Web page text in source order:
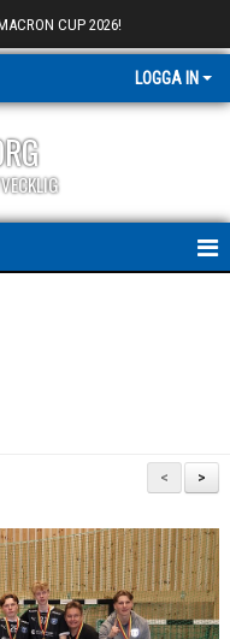
CUP 2026!
LOGGA IN
>
<